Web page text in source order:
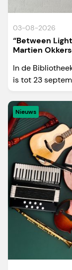
03-08-2026
“Between
Martien
In de
is tot 23
Nieuws